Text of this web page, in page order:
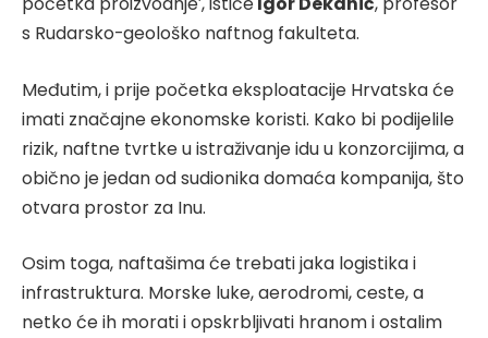
s Rudarsko-geološko naftnog fakulteta.
Međutim, i prije početka eksploatacije Hrvatska će
imati značajne ekonomske koristi. Kako bi podijelile
rizik, naftne tvrtke u istraživanje idu u konzorcijima, a
obično je jedan od sudionika domaća kompanija, što
otvara prostor za Inu.
Osim toga, naftašima će trebati jaka logistika i
infrastruktura. Morske luke, aerodromi, ceste, a
netko će ih morati i opskrbljivati hranom i ostalim